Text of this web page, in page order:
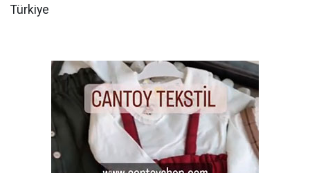
Türkiye